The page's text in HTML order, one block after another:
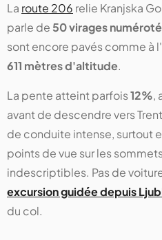
La route 206 relie Kranjska
parle de50 virages
sont encore pavés comme à
611 mètres d'altitude.
La pente atteint parfois12%,
avant de descendre vers
de conduite intense, surtout
points de vue sur les
indescriptibles. Pas de
excursion guidée depuis
du col.